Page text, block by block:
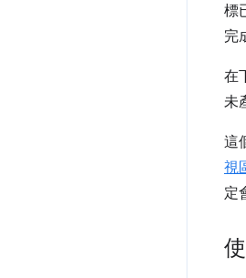
標
完
在
未
這
視
定